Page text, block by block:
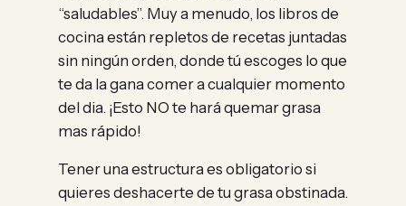
“saludables”. Muy a menudo, los libros de
cocina están repletos de recetas juntadas
sin ningún orden, donde tú escoges lo que
te da la gana comer a cualquier momento
del dia. ¡Esto NO te hará quemar grasa
mas rápido!
Tener una estructura es obligatorio si
quieres deshacerte de tu grasa obstinada.